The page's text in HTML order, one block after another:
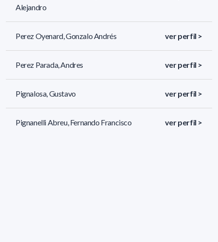
Alejandro
Perez Oyenard, Gonzalo Andrés ver perfil >
Perez Parada, Andres ver perfil >
Pignalosa, Gustavo ver perfil >
Pignanelli Abreu, Fernando Francisco ver perfil >